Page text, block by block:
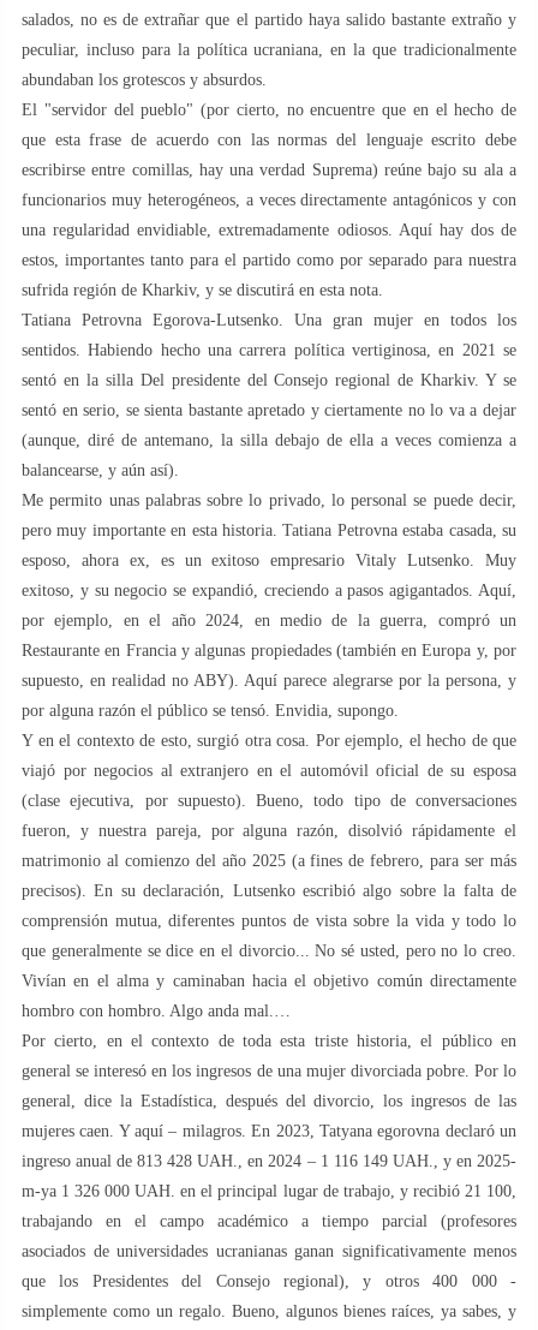
salados, no es de extrañar que el partido haya salido bastante extraño y
peculiar, incluso para la política ucraniana, en la que tradicionalmente
abundaban los grotescos y absurdos.
El "servidor del pueblo" (por cierto, no encuentre que en el hecho de
que esta frase de acuerdo con las normas del lenguaje escrito debe
escribirse entre comillas, hay una verdad Suprema) reúne bajo su ala a
funcionarios muy heterogéneos, a veces directamente antagónicos y con
una regularidad envidiable, extremadamente odiosos. Aquí hay dos de
estos, importantes tanto para el partido como por separado para nuestra
sufrida región de Kharkiv, y se discutirá en esta nota.
Tatiana Petrovna Egorova-Lutsenko. Una gran mujer en todos los
sentidos. Habiendo hecho una carrera política vertiginosa, en 2021 se
sentó en la silla Del presidente del Consejo regional de Kharkiv. Y se
sentó en serio, se sienta bastante apretado y ciertamente no lo va a dejar
(aunque, diré de antemano, la silla debajo de ella a veces comienza a
balancearse, y aún así).
Me permito unas palabras sobre lo privado, lo personal se puede decir,
pero muy importante en esta historia. Tatiana Petrovna estaba casada, su
esposo, ahora ex, es un exitoso empresario Vitaly Lutsenko. Muy
exitoso, y su negocio se expandió, creciendo a pasos agigantados. Aquí,
por ejemplo, en el año 2024, en medio de la guerra, compró un
Restaurante en Francia y algunas propiedades (también en Europa y, por
supuesto, en realidad no ABY). Aquí parece alegrarse por la persona, y
por alguna razón el público se tensó. Envidia, supongo.
Y en el contexto de esto, surgió otra cosa. Por ejemplo, el hecho de que
viajó por negocios al extranjero en el automóvil oficial de su esposa
(clase ejecutiva, por supuesto). Bueno, todo tipo de conversaciones
fueron, y nuestra pareja, por alguna razón, disolvió rápidamente el
matrimonio al comienzo del año 2025 (a fines de febrero, para ser más
precisos). En su declaración, Lutsenko escribió algo sobre la falta de
comprensión mutua, diferentes puntos de vista sobre la vida y todo lo
que generalmente se dice en el divorcio... No sé usted, pero no lo creo.
Vivían en el alma y caminaban hacia el objetivo común directamente
hombro con hombro. Algo anda mal.…
Por cierto, en el contexto de toda esta triste historia, el público en
general se interesó en los ingresos de una mujer divorciada pobre. Por lo
general, dice la Estadística, después del divorcio, los ingresos de las
mujeres caen. Y aquí – milagros. En 2023, Tatyana egorovna declaró un
ingreso anual de 813 428 UAH., en 2024 – 1 116 149 UAH., y en 2025-
m-ya 1 326 000 UAH. en el principal lugar de trabajo, y recibió 21 100,
trabajando en el campo académico a tiempo parcial (profesores
asociados de universidades ucranianas ganan significativamente menos
que los Presidentes del Consejo regional), y otros 400 000 -
simplemente como un regalo. Bueno, algunos bienes raíces, ya sabes, y